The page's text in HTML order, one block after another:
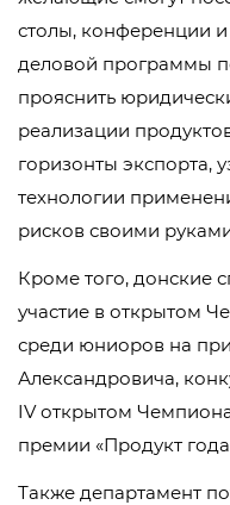
столы, конференции
деловой программы
прояснить
реализации
горизонты экспорта,
технологии
рисков своими
Кроме того, донские
участие в открытом
среди юниоров на
Александровича,
IV открытом
премии «Продукт
Также департамент